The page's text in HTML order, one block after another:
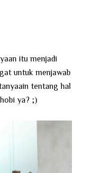
itu menjadi
untuk menjawab
tentang hal
ya? ;)